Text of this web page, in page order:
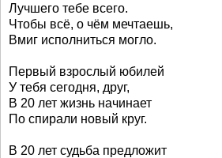
Лучшего тебе всего.
Чтобы всё, о чём мечтаешь,
Вмиг исполниться могло.
Первый взрослый юбилей
У тебя сегодня, друг,
В 20 лет жизнь начинает
По спирали новый круг.
В 20 лет судьба предложит